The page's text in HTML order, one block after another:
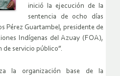
inició la ejecución de la
sentencia de ocho días
Pérez Guartambel, presidente de
Indígenas del Azuay (FOA),
servicio público”.
la organización base de la